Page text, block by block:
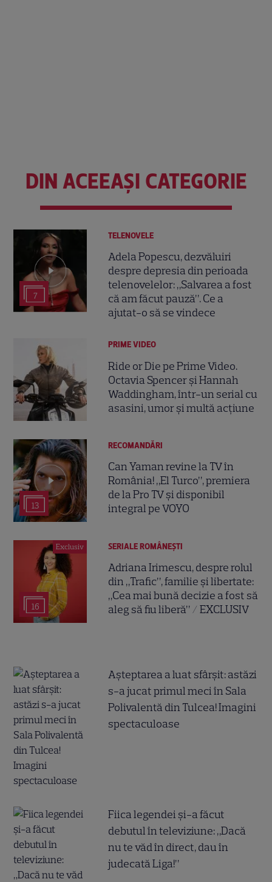
DIN ACEEAȘI CATEGORIE
7
TELENOVELE
Adela Popescu, dezvăluiri
despre depresia din perioada
telenovelelor: „Salvarea a fost
că am făcut pauză”. Ce a
ajutat-o să se vindece
PRIME VIDEO
Ride or Die pe Prime Video.
Octavia Spencer și Hannah
Waddingham, într-un serial cu
asasini, umor și multă acțiune
13
RECOMANDĂRI
Can Yaman revine la TV în
România! „El Turco”, premiera
de la Pro TV și disponibil
integral pe VOYO
Exclusiv
16
SERIALE ROMÂNEŞTI
Adriana Irimescu, despre rolul
din „Trafic”, familie și libertate:
„Cea mai bună decizie a fost să
aleg să fiu liberă” / EXCLUSIV
Așteptarea a luat sfârșit: astăzi
s-a jucat primul meci în Sala
Polivalentă din Tulcea! Imagini
spectaculoase
Fiica legendei și-a făcut
debutul în televiziune: „Dacă
nu te văd în direct, dau în
judecată Liga!”